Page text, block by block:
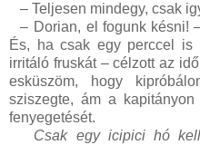
– Teljesen mindegy, csak
– Dorian, el fogunk késni!
És, ha csak egy perccel is
irritáló fruskát – célzott az
esküszöm, hogy
sziszegte, ám a
fenyegetését.
Csak egy icipici hó